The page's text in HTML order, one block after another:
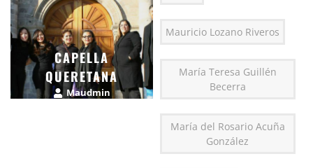
CAPELLA
QUERETANA
Maudmin
Mauricio Lozano Riveros
María Teresa Guillén
Becerra
María del Rosario Acuña
González